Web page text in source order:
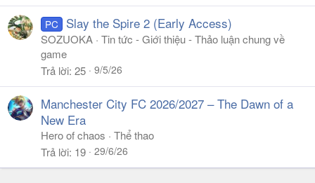
PC Slay the Spire 2 (Early Access)
SOZUOKA Tin tức - Giới thiệu - Thảo luận chung về
game
Trả lời 25 9/5/26
Manchester City FC 2026/2027 – The Dawn of a
New Era
Hero of chaos
Thể thao
Trả lời 19 29/6/26